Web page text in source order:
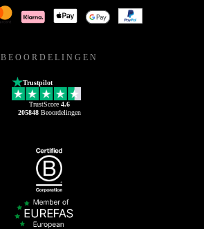
BEOORDELINGEN
Trustpilot
TrustScore 4.6
205848Beoordelingen